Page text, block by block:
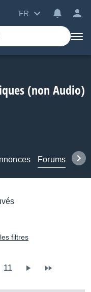
FR
(non Audio)
Forums
filtres
11